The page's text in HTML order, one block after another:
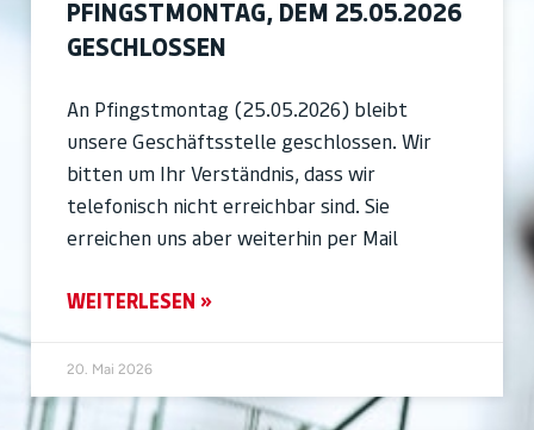
PFINGSTMONTAG, DEM 25.05.2026
GESCHLOSSEN
An Pfingstmontag (25.05.2026) bleibt
unsere Geschäftsstelle geschlossen. Wir
bitten um Ihr Verständnis, dass wir
telefonisch nicht erreichbar sind. Sie
erreichen uns aber weiterhin per Mail
WEITERLESEN »
20. Mai 2026